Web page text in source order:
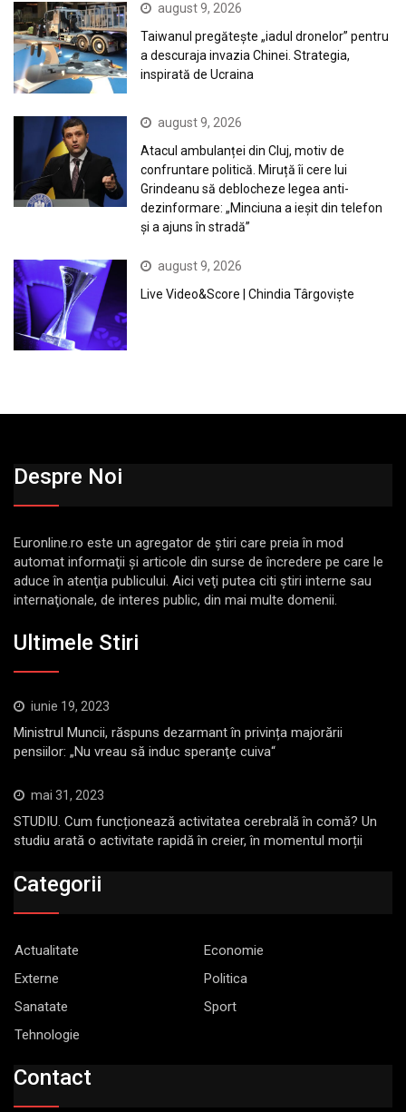
august 9, 2026
Taiwanul pregătește „iadul dronelor” pentru
a descuraja invazia Chinei. Strategia,
inspirată de Ucraina
august 9, 2026
Atacul ambulanței din Cluj, motiv de
confruntare politică. Miruță îi cere lui
Grindeanu să deblocheze legea anti-
dezinformare: „Minciuna a ieșit din telefon
și a ajuns în stradă”
august 9, 2026
Live Video&Score | Chindia Târgoviște
Despre Noi
Euronline.ro este un agregator de ştiri care preia în mod
automat informaţii şi articole din surse de încredere pe care le
aduce în atenţia publicului. Aici veţi putea citi ştiri interne sau
internaţionale, de interes public, din mai multe domenii.
Ultimele Stiri
iunie 19, 2023
Ministrul Muncii, răspuns dezarmant în privința majorării
pensiilor: „Nu vreau să induc speranţe cuiva“
mai 31, 2023
STUDIU. Cum funcționează activitatea cerebrală în comă? Un
studiu arată o activitate rapidă în creier, în momentul morții
Categorii
Actualitate
Economie
Externe
Politica
Sanatate
Sport
Tehnologie
Contact